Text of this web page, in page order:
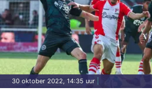
30 oktober 2022, 14:35 uur